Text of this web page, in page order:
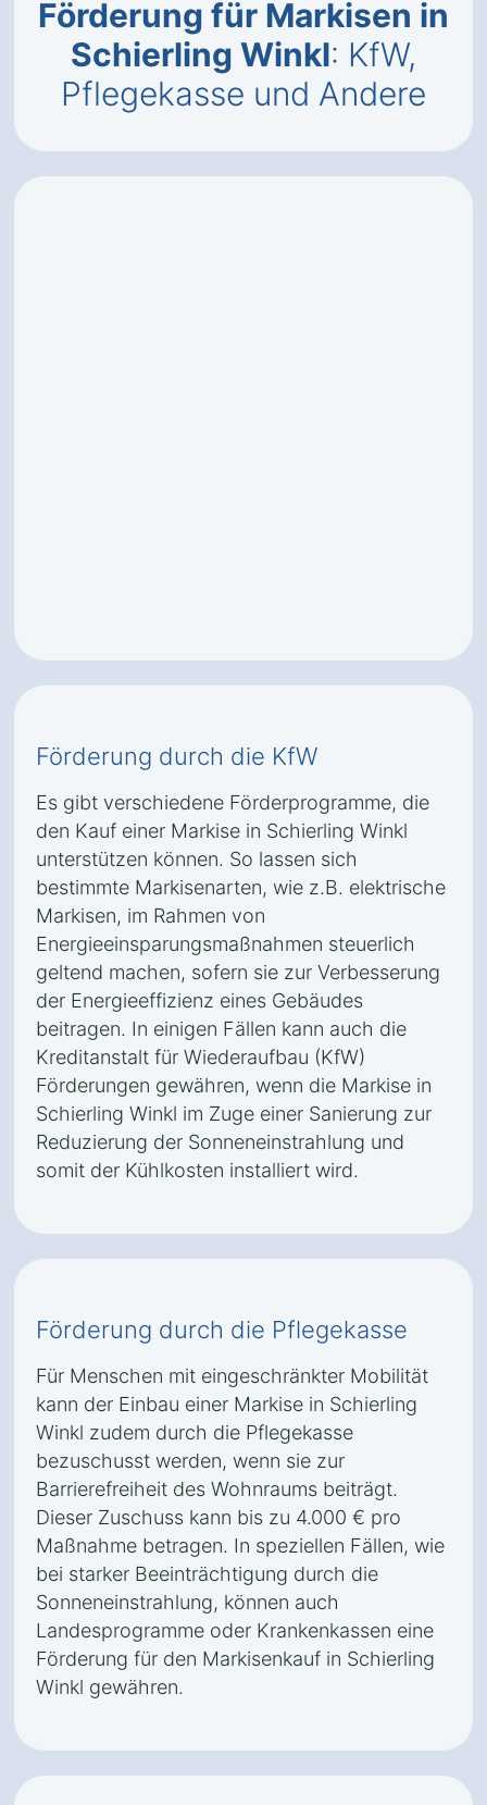
Förderung für Markisen in
Schierling Winkl: KfW,
Pflegekasse und Andere
Förderung durch die KfW
Es gibt verschiedene Förderprogramme, die
den Kauf einer Markise in Schierling Winkl
unterstützen können. So lassen sich
bestimmte Markisenarten, wie z.B. elektrische
Markisen, im Rahmen von
Energieeinsparungsmaßnahmen steuerlich
geltend machen, sofern sie zur Verbesserung
der Energieeffizienz eines Gebäudes
beitragen. In einigen Fällen kann auch die
Kreditanstalt für Wiederaufbau (KfW)
Förderungen gewähren, wenn die Markise in
Schierling Winkl im Zuge einer Sanierung zur
Reduzierung der Sonneneinstrahlung und
somit der Kühlkosten installiert wird.
Förderung durch die Pflegekasse
Für Menschen mit eingeschränkter Mobilität
kann der Einbau einer Markise in Schierling
Winkl zudem durch die Pflegekasse
bezuschusst werden, wenn sie zur
Barrierefreiheit des Wohnraums beiträgt.
Dieser Zuschuss kann bis zu 4.000 € pro
Maßnahme betragen. In speziellen Fällen, wie
bei starker Beeinträchtigung durch die
Sonneneinstrahlung, können auch
Landesprogramme oder Krankenkassen eine
Förderung für den Markisenkauf in Schierling
Winkl gewähren.